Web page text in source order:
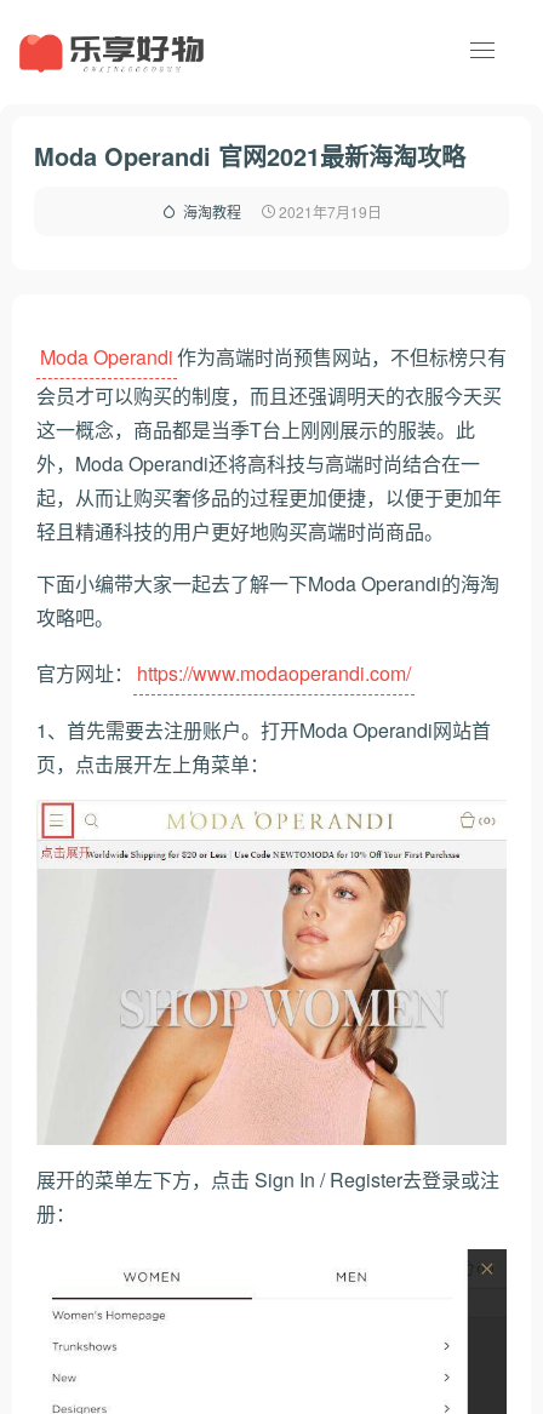
Moda Operandi 官网2021最新海淘攻略
海淘教程 2021年7月19日
Moda Operandi作为高端时尚预售网站，不但标榜只有
会员才可以购买的制度，而且还强调明天的衣服今天买
这一概念，商品都是当季T台上刚刚展示的服装。此
外，Moda Operandi还将高科技与高端时尚结合在一
起，从而让购买奢侈品的过程更加便捷，以便于更加年
轻且精通科技的用户更好地购买高端时尚商品。
下面小编带大家一起去了解一下Moda Operandi的海淘
攻略吧。
官方网址：
https://www.modaoperandi.com/
1、首先需要去注册账户。打开Moda Operandi网站首
页，点击展开左上角菜单：
展开的菜单左下方，点击 Sign In / Register去登录或注
册：